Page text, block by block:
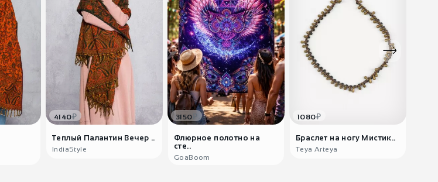
4140₽
Теплый Палантин Вечер ..
IndiaStyle
3150 ₽
Флюрное полотно на
сте..
GoaBoom
1080₽
Браслет на ногу Мистик..
Teya Arteya